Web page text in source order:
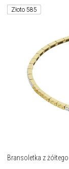
Złoto 585